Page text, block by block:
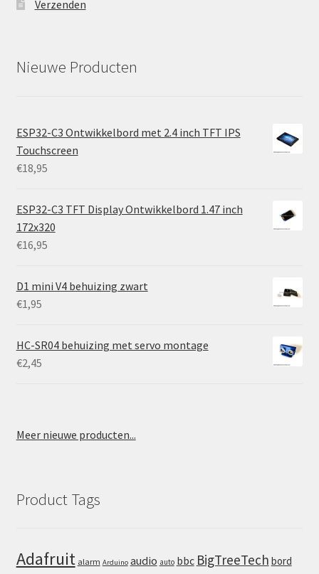
Verzenden
Nieuwe Producten
ESP32-C3 Ontwikkelbord met 2.4 inch TFT IPS
Touchscreen
€18,95
ESP32-C3 TFT Display Ontwikkelbord 1.47 inch
172x320
€16,95
D1 mini V4 behuizing zwart
€1,95
HC-SR04 behuizing met servo montage
€2,45
Meer nieuwe producten...
Product Tags
Adafruit alarm Arduino audio auto bbc BigTreeTech bord